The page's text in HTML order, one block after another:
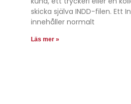
skicka själva INDD-filen. Ett
innehåller normalt
Läs mer »